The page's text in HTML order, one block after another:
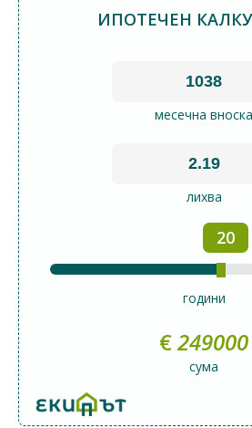
ИПОТЕЧЕН
месечна вноска
лихва
20
години
€249000
сума